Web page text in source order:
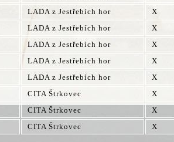
LADA z Jestřebích hor X
LADA z Jestřebích hor X
LADA z Jestřebích hor X
LADA z Jestřebích hor X
LADA z Jestřebích hor X
CITA Štrkovec X
CITA Štrkovec X
CITA Štrkovec X